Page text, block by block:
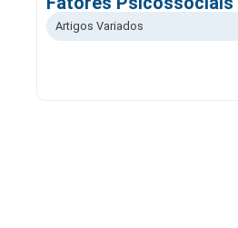
Artigos Variados